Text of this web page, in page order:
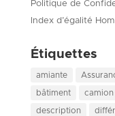
Politique de
Index d’égalité
Étiquettes
amiante
bâtiment camion
description